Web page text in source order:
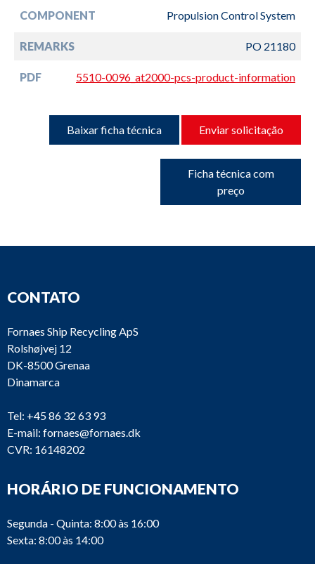
COMPONENT Propulsion Control System
REMARKS PO 21180
PDF 5510-0096_at2000-pcs-product-information
Baixar ficha técnica Enviar solicitação
Ficha técnica com
preço
CONTATO
Fornaes Ship Recycling ApS
Rolshøjvej 12
DK-8500 Grenaa
Dinamarca
Tel: +45 86 32 63 93
E-mail: fornaes@fornaes.dk
CVR: 16148202
HORÁRIO DE FUNCIONAMENTO
Segunda - Quinta: 8:00 às 16:00
Sexta: 8:00 às 14:00